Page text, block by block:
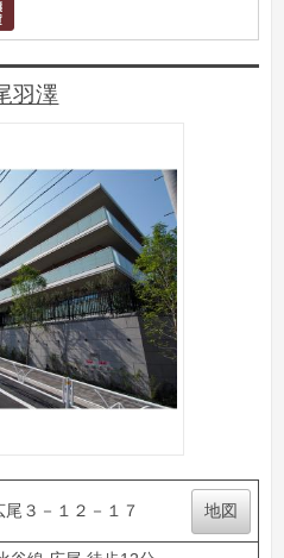
羽澤
３－１２－１７ 地図